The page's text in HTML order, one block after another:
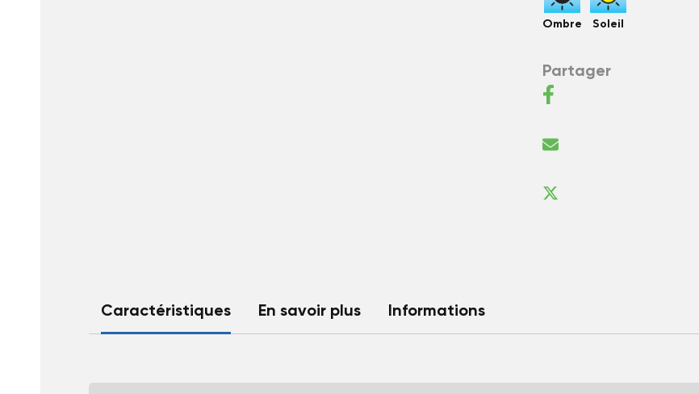
Ombre Soleil
Partager
Caractéristiques En savoir plus Informations